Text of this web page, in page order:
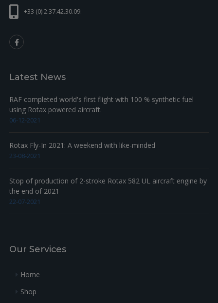
+33 (0) 2.37.42.30.09.
Latest News
RAF completed world's first flight with 100 % synthetic fuel
using Rotax powered aircraft.
06-12-2021
Rotax Fly-In 2021: A weekend with like-minded
23-08-2021
Stop of production of 2-stroke Rotax 582 UL aircraft engine by
the end of 2021
22-07-2021
Our Services
Home
Shop